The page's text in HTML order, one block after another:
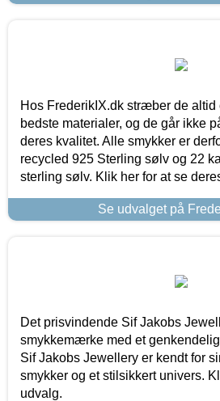
Hos FrederikIX.dk stræber de altid
bedste materialer, og de går ikke
deres kvalitet. Alle smykker er
recycled 925 Sterling sølv og 22
sterling sølv. Klik her for at se
Se udvalget på
Det prisvindende Sif Jakobs
smykkemærke med et
Sif Jakobs Jewellery er kendt for
smykker og et stilsikkert univers.
udvalg.